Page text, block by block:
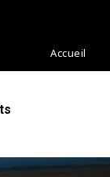
Accueil